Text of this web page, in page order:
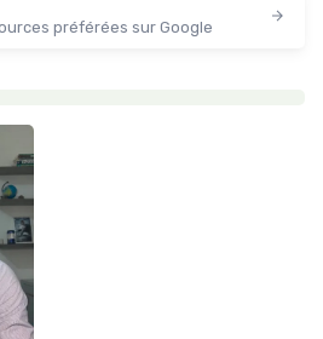
préférées sur Google